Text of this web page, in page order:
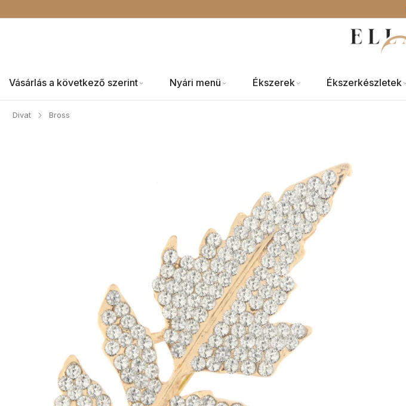
Vásárlás a következő szerint Nyári menü Ékszerek Ékszerkészletek
Divat / Bross